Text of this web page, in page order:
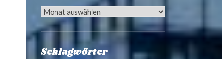
Archiv
Schlagwörter